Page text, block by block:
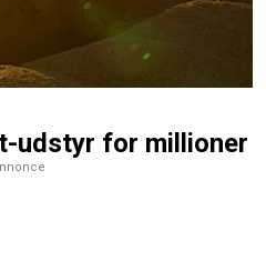
udstyr for millioner